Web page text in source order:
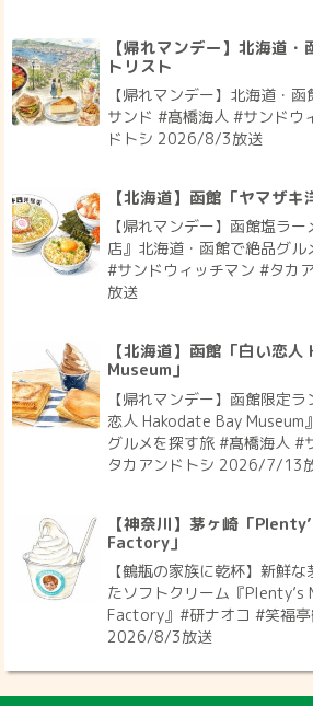
【帰れマンデー】北海道
トリスト
【帰れマンデー】北海道・
サンド #髙橋海人 #サンドウ
ドトシ 2026/8/3放送
【北海道】函館「ヤマザキ
【帰れマンデー】函館塩ラ
店』北海道・函館で絶品グ
#サンドウィッチマン #タ
放送
【北海道】函館「白い恋
Museum」
【帰れマンデー】函館限定
恋人 Hakodate Bay Museum
グルメを探す旅 #髙橋海人 #
タカアンドトシ 2026/7/13
【神奈川】茅ヶ崎「
Factory」
【鶴瓶の家族に乾杯】新鮮
たソフトクリーム『Plenty’s
Factory』#研ナオコ #笑福
2026/8/3放送